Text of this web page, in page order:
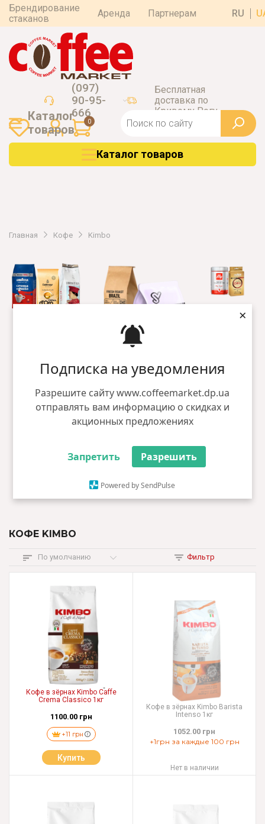
Подписка на уведомления
Разрешите сайту www.coffeemarket.dp.ua
отправлять вам информацию о скидках и
акционных предложениях
Запретить Разрешить
Powered by SendPulse
×
Брендирование
стаканов
Аренда Партнерам RU
(097)
90-95-
666
Бесплатная
доставка по
Кривому Рогу
0
Каталог
товаров
Каталог товаров
Главная Кофе Kimbo
Кофе в
зернах
Свежеобжаренный
кофе
Молотый
кофе
КОФЕ KIMBO
По умолчанию Фильтр
Кофе в зёрнах Kimbo Caffe
Crema Classico 1кг
1100.00 грн
+11 грн
Купить
Кофе в зёрнах Kimbo Barista
Intenso 1кг
1052.00 грн
+1грн за каждые 100 грн
Нет в наличии